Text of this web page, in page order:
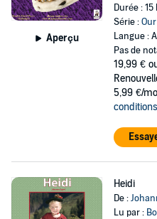
Aperçu
Durée :
Série :
Langue :
Pas de
19,99 €
5,99 €/
Heidi
De :
Lu par :